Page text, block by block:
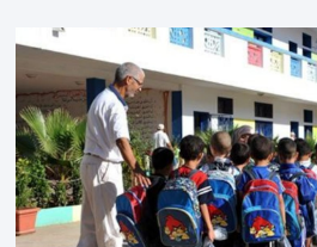
الأخيرة. وشهد الاجتماع تقديم عرض
مفصل حول مشاركة المنتخبين الوطنيين لأقل من 18 سنة، إناثا وذكورا،
واكبت كل […]